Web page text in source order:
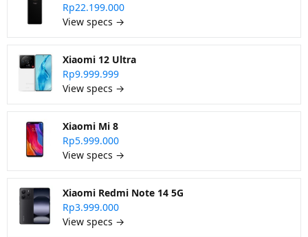
Rp22.199.000
View specs →
Xiaomi 12 Ultra
Rp9.999.999
View specs →
Xiaomi Mi 8
Rp5.999.000
View specs →
Xiaomi Redmi Note 14 5G
Rp3.999.000
View specs →